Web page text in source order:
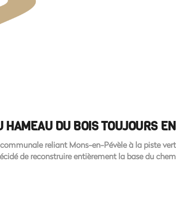
DU BOIS TOUJOURS
reliant Mons-en-Pévèle à la piste
de reconstruire entièrement la base du